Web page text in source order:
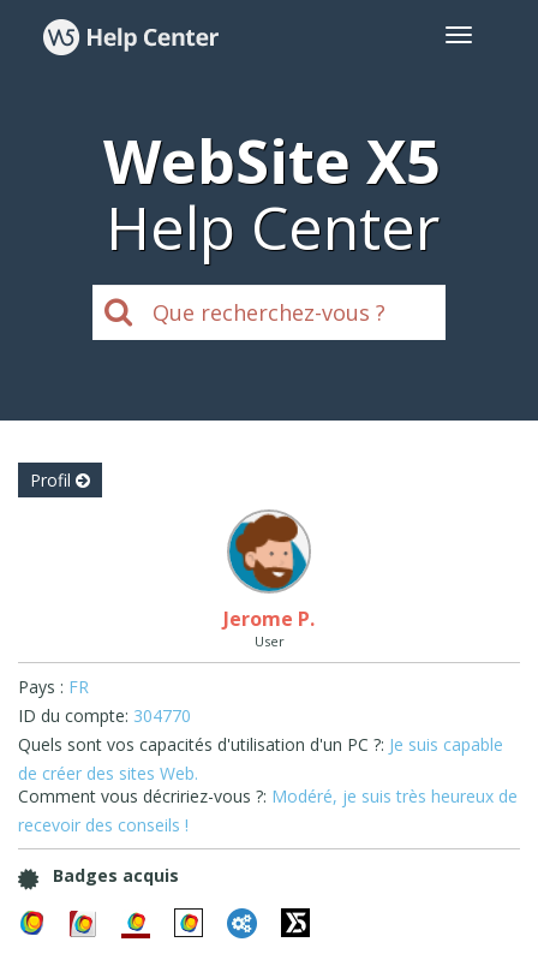
WebSite X5
Help Center
Profil
Jerome P.
User
Pays : FR
ID du compte: 304770
Quels sont vos capacités d'utilisation d'un PC ?: Je suis capable
de créer des sites Web.
Comment vous décririez-vous ?: Modéré, je suis très heureux de
recevoir des conseils !
Badges acquis